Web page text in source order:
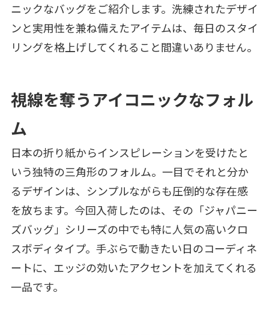
ニックなバッグをご紹介します。洗練されたデザイ
ンと実用性を兼ね備えたアイテムは、毎日のスタイ
リングを格上げしてくれること間違いありません。
視線を奪うアイコニックなフォル
ム
日本の折り紙からインスピレーションを受けたと
いう独特の三角形のフォルム。一目でそれと分か
るデザインは、シンプルながらも圧倒的な存在感
を放ちます。今回入荷したのは、その「ジャパニー
ズバッグ」シリーズの中でも特に人気の高いクロ
スボディタイプ。手ぶらで動きたい日のコーディネ
ートに、エッジの効いたアクセントを加えてくれる
一品です。